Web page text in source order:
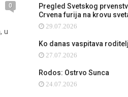
0
u
Pregled Svetskog
Crvena furija na krovu
29.07.2026
Ko danas vaspitava
27.07.2026
Rodos: Ostrvo Sunca
24.07.2026